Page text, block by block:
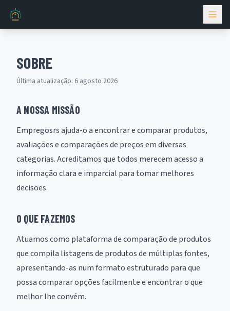
SOBRE
Última atualização: 6 agosto 2026
A NOSSA MISSÃO
Empregosrs ajuda-o a encontrar e comparar produtos,
avaliações e comparações de preços em diversas
categorias. Acreditamos que todos merecem acesso a
informação clara e imparcial para tomar melhores
decisões.
O QUE FAZEMOS
Atuamos como plataforma de comparação de produtos
que compila listagens de produtos de múltiplas fontes,
apresentando-as num formato estruturado para que
possa comparar opções facilmente e encontrar o que
melhor lhe convém.